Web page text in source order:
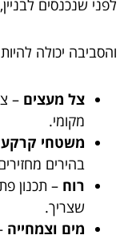
לפני שנכנסים
והסביבה יכולה
צל מעצים –
מקומי.
משטחי קרקע
בהירים
רוח – תכנון
שצריך.
מים וצמחייה